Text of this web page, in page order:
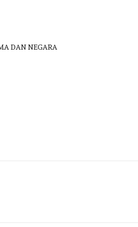
DAN NEGARA